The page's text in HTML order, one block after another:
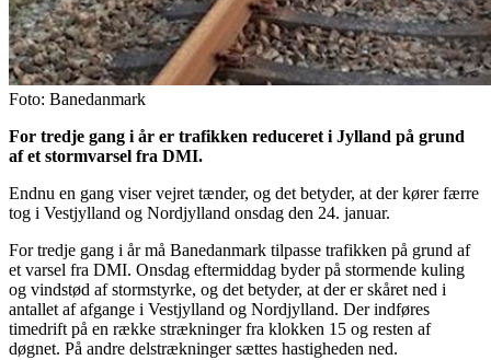
Foto: Banedanmark
For tredje gang i år er trafikken reduceret i Jylland på grund
af et stormvarsel fra DMI.
Endnu en gang viser vejret tænder, og det betyder, at der kører færre
tog i Vestjylland og Nordjylland onsdag den 24. januar.
For tredje gang i år må Banedanmark tilpasse trafikken på grund af
et varsel fra DMI. Onsdag eftermiddag byder på stormende kuling
og vindstød af stormstyrke, og det betyder, at der er skåret ned i
antallet af afgange i Vestjylland og Nordjylland. Der indføres
timedrift på en række strækninger fra klokken 15 og resten af
døgnet. På andre delstrækninger sættes hastigheden ned.